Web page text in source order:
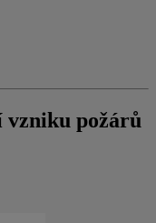
vzniku požárů